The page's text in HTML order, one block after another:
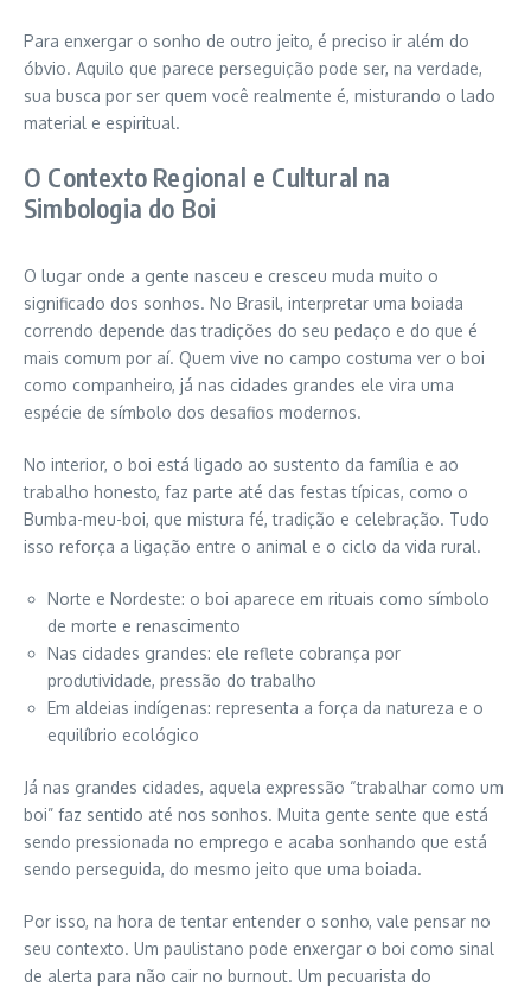
Para enxergar o sonho de outro jeito, é preciso ir além do
óbvio. Aquilo que parece perseguição pode ser, na verdade,
sua busca por ser quem você realmente é, misturando o lado
material e espiritual.
O Contexto Regional e Cultural na
Simbologia do Boi
O lugar onde a gente nasceu e cresceu muda muito o
significado dos sonhos. No Brasil, interpretar uma boiada
correndo depende das tradições do seu pedaço e do que é
mais comum por aí. Quem vive no campo costuma ver o boi
como companheiro, já nas cidades grandes ele vira uma
espécie de símbolo dos desafios modernos.
No interior, o boi está ligado ao sustento da família e ao
trabalho honesto, faz parte até das festas típicas, como o
Bumba-meu-boi, que mistura fé, tradição e celebração. Tudo
isso reforça a ligação entre o animal e o ciclo da vida rural.
Norte e Nordeste: o boi aparece em rituais como símbolo
de morte e renascimento
Nas cidades grandes: ele reflete cobrança por
produtividade, pressão do trabalho
Em aldeias indígenas: representa a força da natureza e o
equilíbrio ecológico
Já nas grandes cidades, aquela expressão “trabalhar como um
boi” faz sentido até nos sonhos. Muita gente sente que está
sendo pressionada no emprego e acaba sonhando que está
sendo perseguida, do mesmo jeito que uma boiada.
Por isso, na hora de tentar entender o sonho, vale pensar no
seu contexto. Um paulistano pode enxergar o boi como sinal
de alerta para não cair no burnout. Um pecuarista do